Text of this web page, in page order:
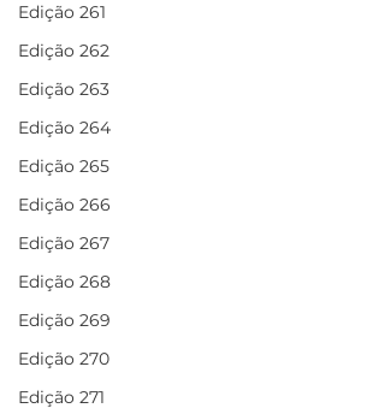
Edição 261
Edição 262
Edição 263
Edição 264
Edição 265
Edição 266
Edição 267
Edição 268
Edição 269
Edição 270
Edição 271